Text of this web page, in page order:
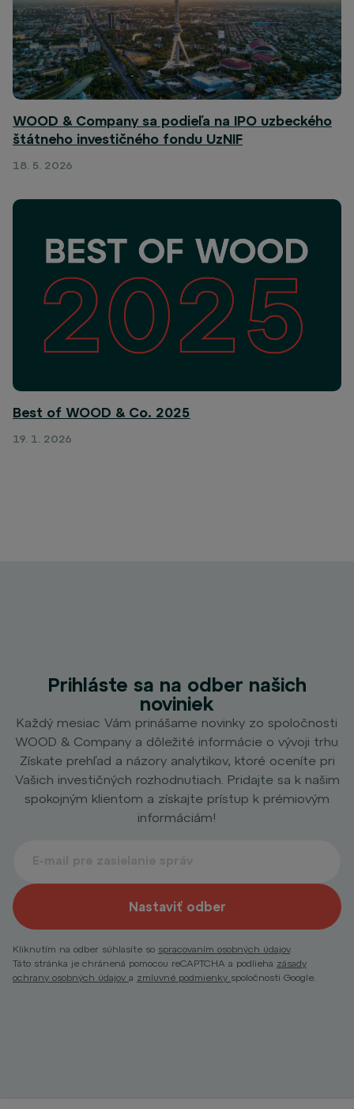
WOOD & Company sa podieľa na IPO uzbeckého
štátneho investičného fondu UzNIF
18. 5. 2026
Best of WOOD & Co. 2025
19. 1. 2026
Prihláste sa na odber našich
noviniek
Každý mesiac Vám prinášame novinky zo spoločnosti
WOOD & Company a dôležité informácie o vývoji trhu.
Získate prehľad a názory analytikov, ktoré oceníte pri
Vašich investičných rozhodnutiach. Pridajte sa k našim
spokojným klientom a získajte prístup k prémiovým
informáciám!
Nastaviť odber
Kliknutím na odber súhlasíte so spracovaním osobných údajov.
Táto stránka je chránená pomocou reCAPTCHA a podlieha zásady
ochrany osobných údajov a zmluvné podmienky spoločnosti Google.